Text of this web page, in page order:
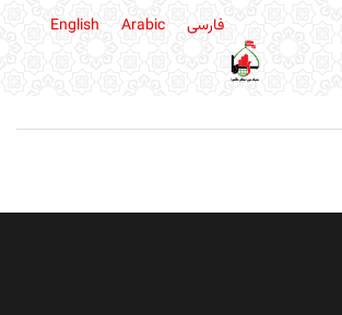
فارسی English Arabic